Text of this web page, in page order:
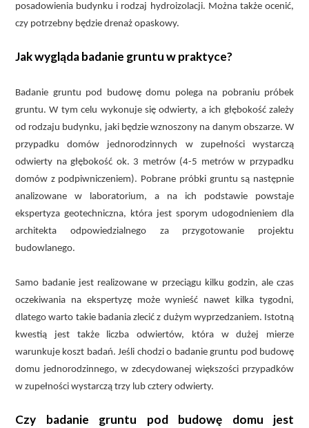
posadowienia budynku i rodzaj hydroizolacji. Można także ocenić,
czy potrzebny będzie drenaż opaskowy.
Jak wygląda badanie gruntu w praktyce?
Badanie gruntu pod budowę domu polega na pobraniu próbek
gruntu. W tym celu wykonuje się odwierty, a ich głębokość zależy
od rodzaju budynku, jaki będzie wznoszony na danym obszarze. W
przypadku domów jednorodzinnych w zupełności wystarczą
odwierty na głębokość ok. 3 metrów (4-5 metrów w przypadku
domów z podpiwniczeniem). Pobrane próbki gruntu są następnie
analizowane w laboratorium, a na ich podstawie powstaje
ekspertyza geotechniczna, która jest sporym udogodnieniem dla
architekta odpowiedzialnego za przygotowanie projektu
budowlanego.
Samo badanie jest realizowane w przeciągu kilku godzin, ale czas
oczekiwania na ekspertyzę może wynieść nawet kilka tygodni,
dlatego warto takie badania zlecić z dużym wyprzedzaniem. Istotną
kwestią jest także liczba odwiertów, która w dużej mierze
warunkuje koszt badań. Jeśli chodzi o badanie gruntu pod budowę
domu jednorodzinnego, w zdecydowanej większości przypadków
w zupełności wystarczą trzy lub cztery odwierty.
Czy badanie gruntu pod budowę domu jest